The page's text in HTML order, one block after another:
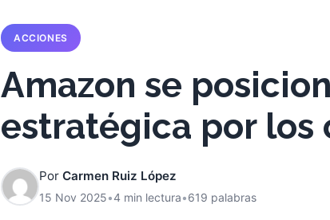
ACCIONES
Amazon se
estratégica por los
Por Carmen Ruiz López
15 Nov 2025•4 min lectura•619 palabras